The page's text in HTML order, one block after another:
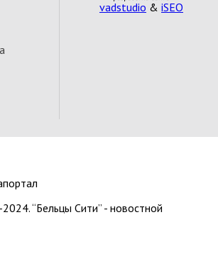
vadstudio & iSEO
“Бельцы Сити” - новостной